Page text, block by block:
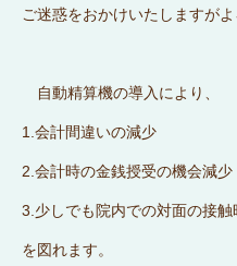
ご迷惑をおかけいたしますが
自動精算機の導入により、
1.会計間違いの減少
2.会計時の金銭授受の機会減少
3.少しでも院内での対面の接触
を図れます。